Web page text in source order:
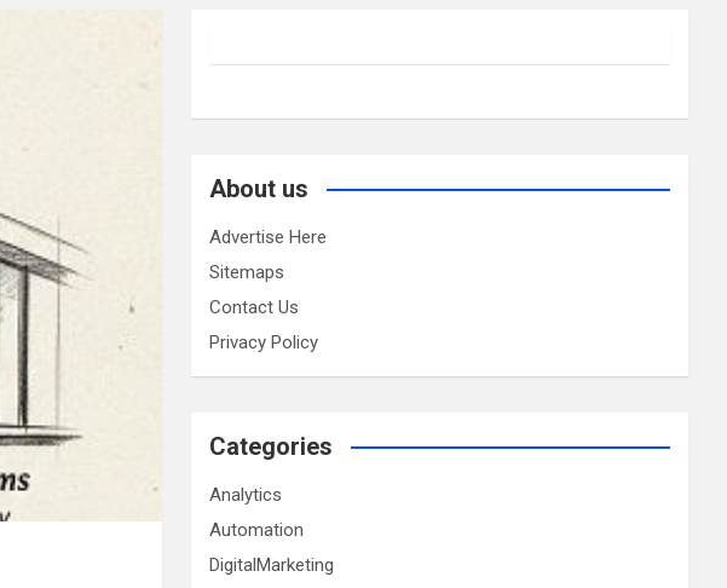
About us
Advertise Here
Sitemaps
Contact Us
Privacy Policy
Categories
Analytics
Automation
DigitalMarketing